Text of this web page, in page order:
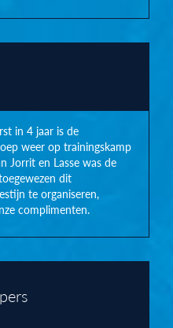
in 4 jaar is de
weer op trainingskamp
Jorrit en Lasse was de
dit
te organiseren,
complimenten.